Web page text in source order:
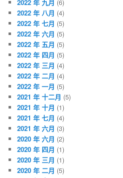
2022 年 九月 (6)
2022 年 八月 (4)
2022 年 七月 (5)
2022 年 六月 (5)
2022 年 五月 (5)
2022 年 四月 (5)
2022 年 三月 (4)
2022 年 二月 (4)
2022 年 一月 (5)
2021 年 十二月 (5)
2021 年 十月 (1)
2021 年 七月 (4)
2021 年 六月 (3)
2020 年 六月 (2)
2020 年 四月 (1)
2020 年 三月 (1)
2020 年 二月 (5)